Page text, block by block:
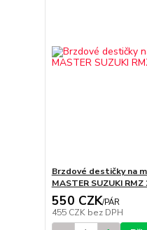
Brzdové destičky na
MASTER SUZUKI RMZ
550 CZK/PÁR
455 CZK bez DPH